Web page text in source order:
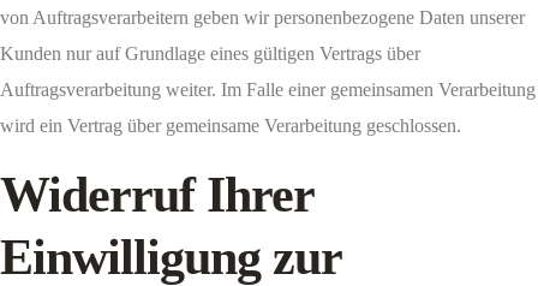
von Auftragsverarbeitern geben wir personenbezogene Daten unserer
Kunden nur auf Grundlage eines gültigen Vertrags über
Auftragsverarbeitung weiter. Im Falle einer gemeinsamen Verarbeitung
wird ein Vertrag über gemeinsame Verarbeitung geschlossen.
Widerruf Ihrer
Einwilligung zur